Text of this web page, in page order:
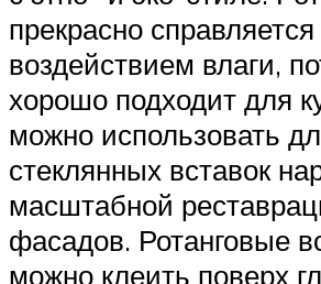
прекрасно справляется
воздействием влаги,
хорошо подходит для
можно использовать
стеклянных вставок
масштабной
фасадов. Ротанговые
можно клеить поверх